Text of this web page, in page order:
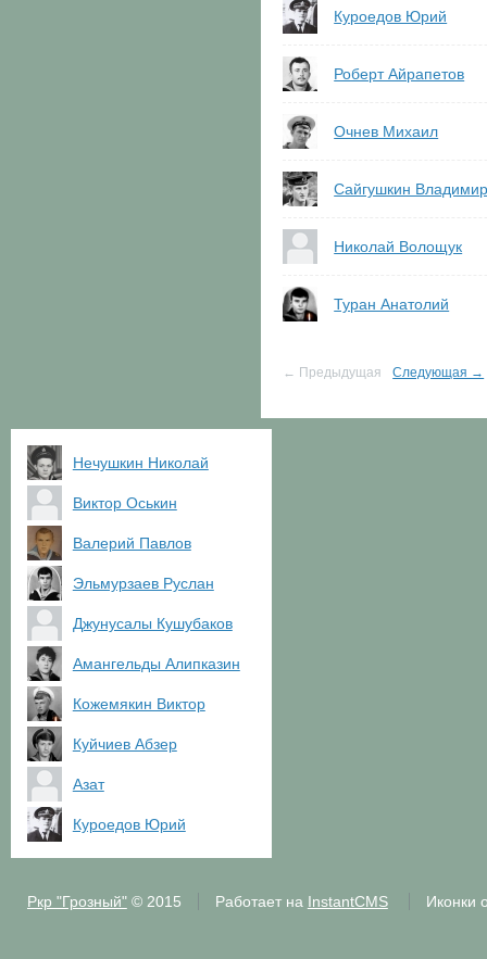
Куроедов Юрий
Роберт Айрапетов
Очнев Михаил
Сайгушкин
Николай Волощук
Туран Анатолий
← Предыдущая Следующая →
Нечушкин Николай
Виктор Оськин
Валерий Павлов
Эльмурзаев Руслан
Джунусалы Кушубаков
Амангельды Алипказин
Кожемякин Виктор
Куйчиев Абзер
Азат
Куроедов Юрий
Ркр "Грозный"© 2015 Работает на InstantCMS Иконки